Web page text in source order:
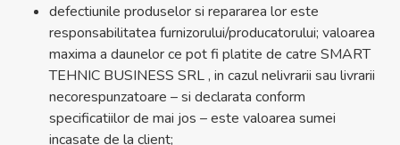
defectiunile produselor si repararea lor este
responsabilitatea furnizorului/producatorului; valoarea
maxima a daunelor ce pot fi platite de catre SMART
TEHNIC BUSINESS SRL , in cazul nelivrarii sau livrarii
necorespunzatoare – si declarata conform
specificatiilor de mai jos – este valoarea sumei
incasate de la client;